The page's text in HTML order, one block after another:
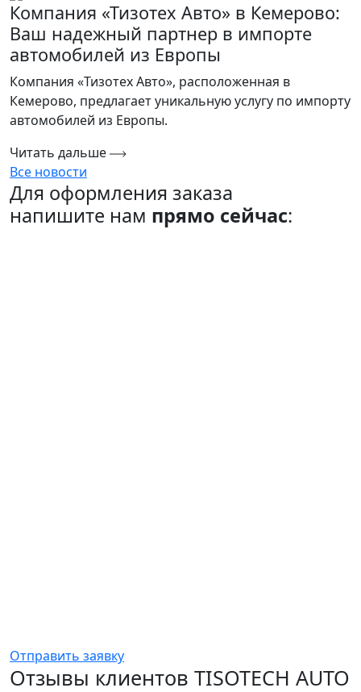
Компания «Тизотех Авто» в Кемерово:
Ваш надежный партнер в импорте
автомобилей из Европы
Компания «Тизотех Авто», расположенная в
Кемерово, предлагает уникальную услугу по импорту
автомобилей из Европы.
Читать дальше
Все новости
Для оформления заказа
напишите нам прямо сейчас:
Отправить заявку
Отзывы клиентов TISOTECH AUTO